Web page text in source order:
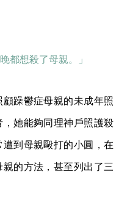
都想殺了母親。」
躁鬱症母親的未成年照
她能夠同理神戶照護殺
到母親毆打的小圓，在
的方法，甚至列出了三